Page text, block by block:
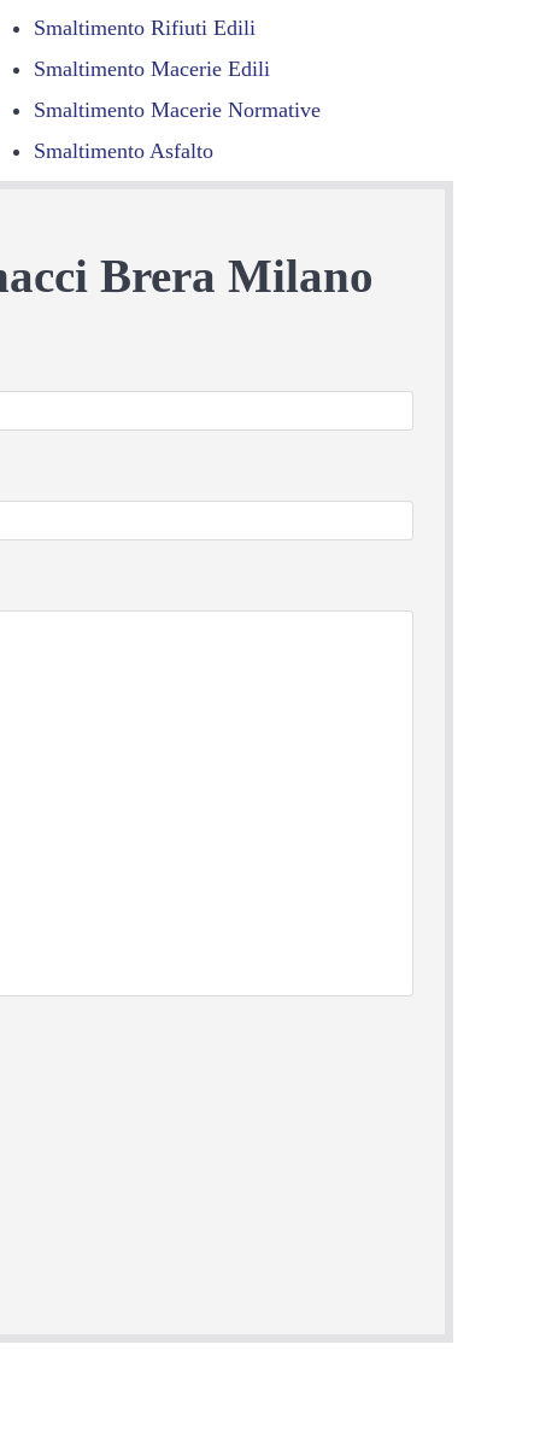
Smaltimento Rifiuti Edili
Smaltimento Macerie Edili
Smaltimento Macerie Normative
Smaltimento Asfalto
Brera Milano